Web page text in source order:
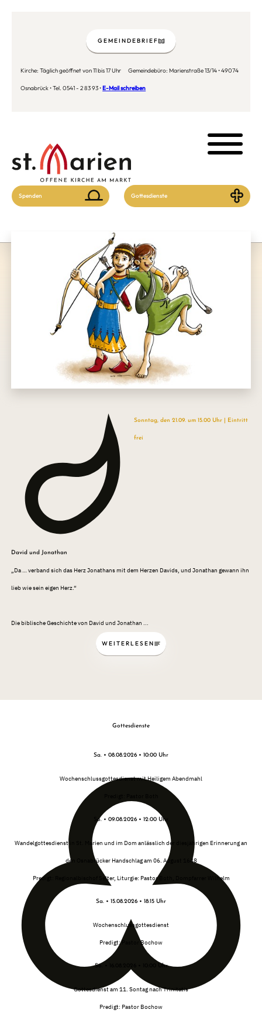
Kirche: Täglich geöffnet von 11 bis 17 Uhr Gemeindebüro: Marienstraße 13/14 • 49074
Osnabrück • Tel. 0541 - 2 83 93 •E-Mail schreiben
GEMEINDEBRIEF
Spenden Gottesdienste
Sonntag, den 21.09. um 15.00 Uhr | Eintritt
frei
David und Jonathan
„Da … verband sich das Herz Jonathans mit dem Herzen Davids, und Jonathan gewann ihn
lieb wie sein eigen Herz.“
Die biblische Geschichte von David und Jonathan ...
WEITERLESEN
Gottesdienste
Sa. • 08.08.2026 • 10:00 Uhr
Wochenschlussgottesdienst mit Heiligem Abendmahl
So. • 09.08.2026 • 12:00 Uhr
Wandelgottesdienst in St. Marien und im Dom anlässlich der diesjährigen Erinnerung an
den Osnabrücker Handschlag am 06. August 1648
Predigt: Regionalbischof Selter, Liturgie: Pastor Both, Dompfarrer Wilhelm
Sa. • 15.08.2026 • 18:15 Uhr
Wochenschlussgottesdienst
Predigt: Pastor Bochow
So. • 16.08.2026 • 10:00 Uhr
Gottesdienst am 11. Sontag nach Trinitatis
Predigt: Pastor Bochow